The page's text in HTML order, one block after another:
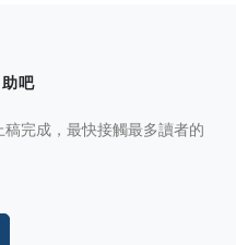
吧
完成，最快接觸最多讀者的